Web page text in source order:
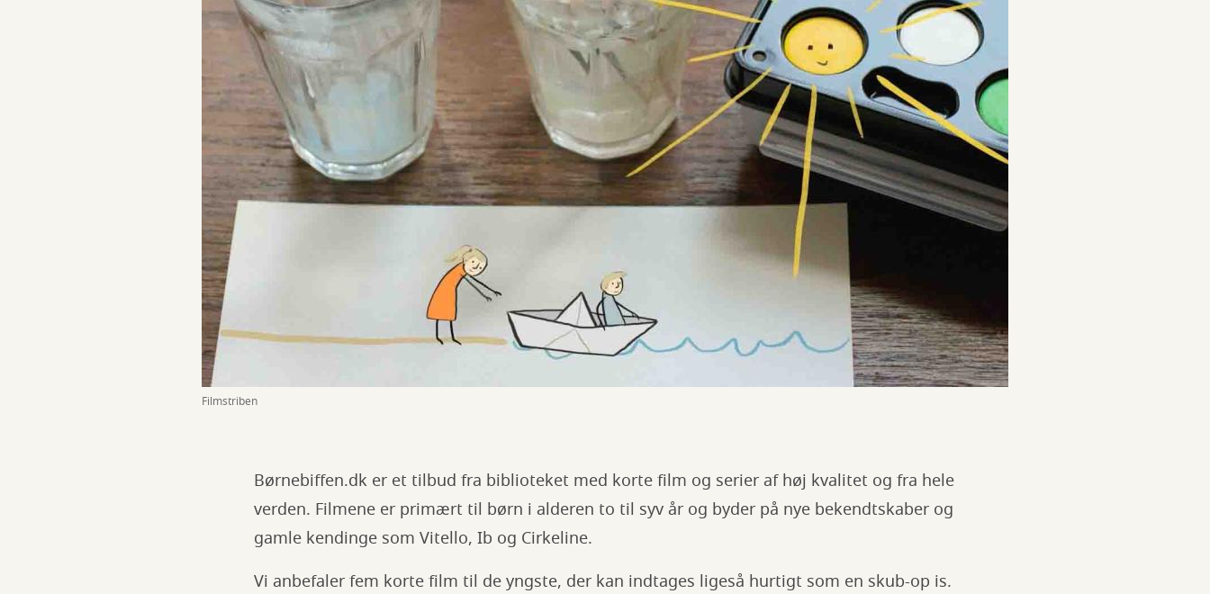
Filmstriben
Børnebiffen.dk er et tilbud fra biblioteket med korte film og serier af høj kvalitet og fra hele
verden. Filmene er primært til børn i alderen to til syv år og byder på nye bekendtskaber og
gamle kendinge som Vitello, Ib og Cirkeline.
Vi anbefaler fem korte film til de yngste, der kan indtages ligeså hurtigt som en skub-op is.